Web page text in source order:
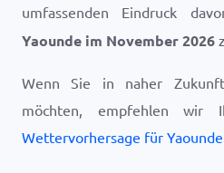
umfassenden Eindruck
Yaounde im November 2026
Wenn Sie in naher
möchten, empfehlen wir
Wettervorhersage für Yaounde